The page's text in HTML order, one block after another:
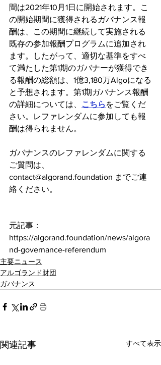
間は2021年10月1日に開始されます。こ
の開始期間に獲得されるガバナンス報
酬は、この期間に継続して実施される
既存の参加報酬プログラムに追加され
ます。したがって、適切な基準をすべ
て満たした第1期のガバナーが獲得でき
る報酬の総額は、1億3,180万Algoになる
と予想されます。第1期ガバナンス報酬
の詳細については、
こちら をご覧くだ
さい。レファレンダムに参加しても報
酬は得られません。
ガバナンスのレファレンダムに関する
ご質問は、
contact@algorand.foundation までご連
絡ください。
元記事：
https://algorand.foundation/news/algora
nd-governance-referendum
主要ニュース
アルゴランド財団
ガバナンス
関連記事 すべて表示